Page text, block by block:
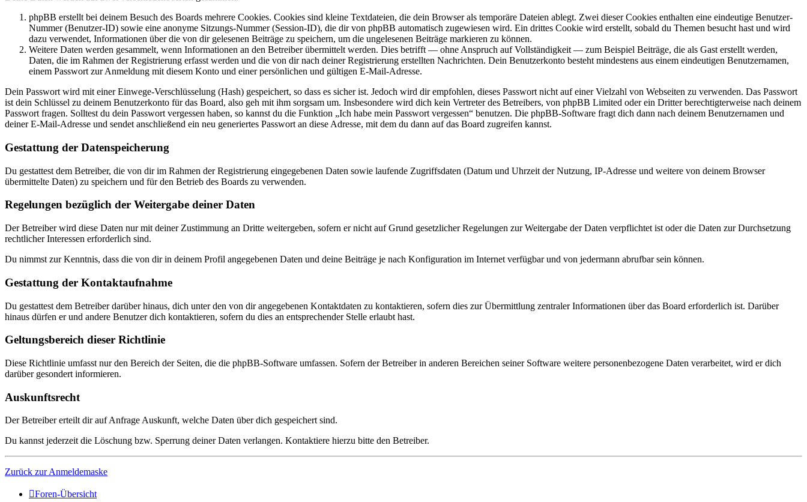
phpBB erstellt bei deinem Besuch des Boards mehrere Cookies. Cookies sind kleine Textdateien, die dein Browser als temporäre Dateien ablegt. Zwei dieser Cookies enthalten eine eindeutige Benutzer-
Nummer (Benutzer-ID) sowie eine anonyme Sitzungs-Nummer (Session-ID), die dir von phpBB automatisch zugewiesen wird. Ein drittes Cookie wird erstellt, sobald du Themen besucht hast und wird
dazu verwendet, Informationen über die von dir gelesenen Beiträge zu speichern, um die ungelesenen Beiträge markieren zu können.
Weitere Daten werden gesammelt, wenn Informationen an den Betreiber übermittelt werden. Dies betrifft — ohne Anspruch auf Vollständigkeit — zum Beispiel Beiträge, die als Gast erstellt werden,
Daten, die im Rahmen der Registrierung erfasst werden und die von dir nach deiner Registrierung erstellten Nachrichten. Dein Benutzerkonto besteht mindestens aus einem eindeutigen Benutzernamen,
einem Passwort zur Anmeldung mit diesem Konto und einer persönlichen und gültigen E-Mail-Adresse.
Dein Passwort wird mit einer Einwege-Verschlüsselung (Hash) gespeichert, so dass es sicher ist. Jedoch wird dir empfohlen, dieses Passwort nicht auf einer Vielzahl von Webseiten zu verwenden. Das Passwort
ist dein Schlüssel zu deinem Benutzerkonto für das Board, also geh mit ihm sorgsam um. Insbesondere wird dich kein Vertreter des Betreibers, von phpBB Limited oder ein Dritter berechtigterweise nach deinem
Passwort fragen. Solltest du dein Passwort vergessen haben, so kannst du die Funktion „Ich habe mein Passwort vergessen“ benutzen. Die phpBB-Software fragt dich dann nach deinem Benutzernamen und
deiner E-Mail-Adresse und sendet anschließend ein neu generiertes Passwort an diese Adresse, mit dem du dann auf das Board zugreifen kannst.
Gestattung der Datenspeicherung
Du gestattest dem Betreiber, die von dir im Rahmen der Registrierung eingegebenen Daten sowie laufende Zugriffsdaten (Datum und Uhrzeit der Nutzung, IP-Adresse und weitere von deinem Browser
übermittelte Daten) zu speichern und für den Betrieb des Boards zu verwenden.
Regelungen bezüglich der Weitergabe deiner Daten
Der Betreiber wird diese Daten nur mit deiner Zustimmung an Dritte weitergeben, sofern er nicht auf Grund gesetzlicher Regelungen zur Weitergabe der Daten verpflichtet ist oder die Daten zur Durchsetzung
rechtlicher Interessen erforderlich sind.
Du nimmst zur Kenntnis, dass die von dir in deinem Profil angegebenen Daten und deine Beiträge je nach Konfiguration im Internet verfügbar und von jedermann abrufbar sein können.
Gestattung der Kontaktaufnahme
Du gestattest dem Betreiber darüber hinaus, dich unter den von dir angegebenen Kontaktdaten zu kontaktieren, sofern dies zur Übermittlung zentraler Informationen über das Board erforderlich ist. Darüber
hinaus dürfen er und andere Benutzer dich kontaktieren, sofern du dies an entsprechender Stelle erlaubt hast.
Geltungsbereich dieser Richtlinie
Diese Richtlinie umfasst nur den Bereich der Seiten, die die phpBB-Software umfassen. Sofern der Betreiber in anderen Bereichen seiner Software weitere personenbezogene Daten verarbeitet, wird er dich
darüber gesondert informieren.
Auskunftsrecht
Der Betreiber erteilt dir auf Anfrage Auskunft, welche Daten über dich gespeichert sind.
Du kannst jederzeit die Löschung bzw. Sperrung deiner Daten verlangen. Kontaktiere hierzu bitte den Betreiber.
Zurück zur Anmeldemaske
Foren-Übersicht